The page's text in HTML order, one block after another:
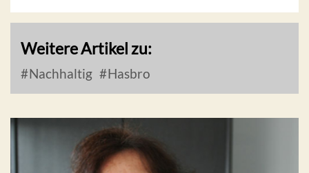
Weitere Artikel zu:
Nachhaltig Hasbro